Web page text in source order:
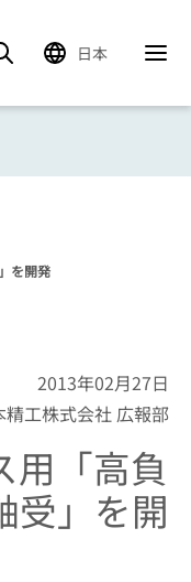
を開発
日本
2013年02月27日
精工株式会社 広報部
用「高負
受」を開